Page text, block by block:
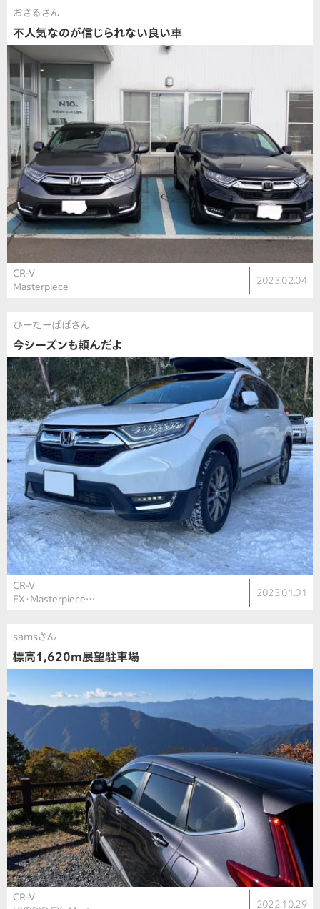
おさるさん
不人気なのが信じられない良い車
CR-V
Masterpiece
2023.02.04
ひーたーぱぱさん
今シーズンも頼んだよ
CR-V
EX・Masterpiece…
2023.01.01
samsさん
標高1,620m展望駐車場
CR-V
2022.10.29